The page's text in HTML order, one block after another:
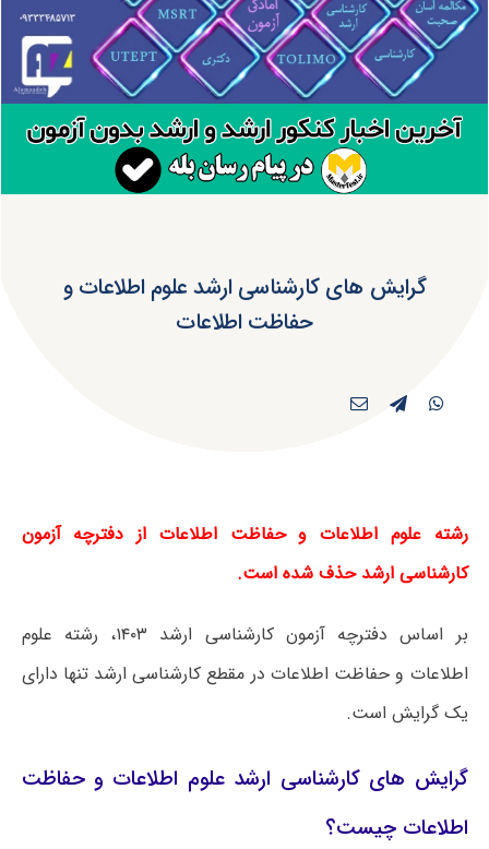
گرایش های کارشناسی ارشد علوم اطلاعات و
حفاظت اطلاعات
رشته علوم اطلاعات و حفاظت اطلاعات از دفترچه آزمون
کارشناسی ارشد حذف شده است.
بر اساس دفترچه آزمون کارشناسی ارشد ۱۴۰۳، رشته علوم
اطلاعات و حفاظت اطلاعات در مقطع کارشناسی ارشد تنها دارای
یک گرایش است.
گرایش های کارشناسی ارشد علوم اطلاعات و حفاظت
اطلاعات چیست؟